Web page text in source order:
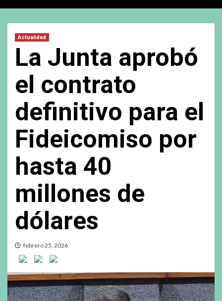
Actualidad
La Junta aprobó
el contrato
definitivo para el
Fideicomiso por
hasta 40
millones de
dólares
febrero 25, 2026